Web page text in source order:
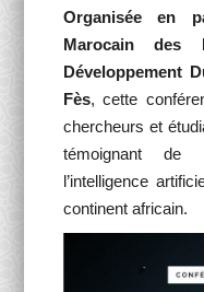
Organisée en
Marocain des
Développement
Fès, cette
chercheurs et
témoignant de
l’intelligence
continent africain.